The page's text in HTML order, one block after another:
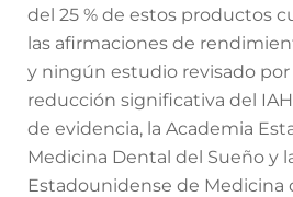
del 25 % de estos productos
las afirmaciones de
y ningún estudio revisado
reducción significativa del
de evidencia, la Academia
Medicina Dental del Sueño y
Estadounidense de Medicina